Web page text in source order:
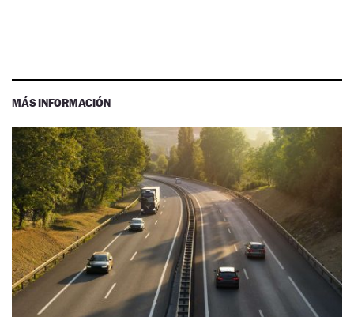
MÁS INFORMACIÓN